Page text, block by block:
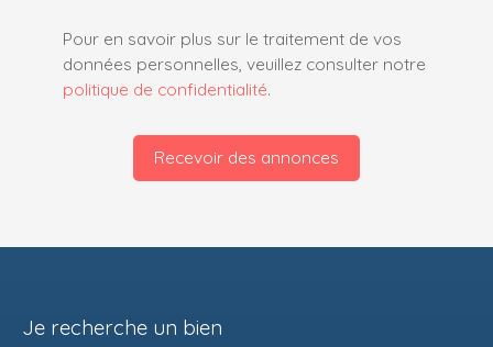
Pour en savoir plus sur le traitement de vos
données personnelles, veuillez consulter notre
politique de confidentialité.
Recevoir des annonces
Je recherche un bien